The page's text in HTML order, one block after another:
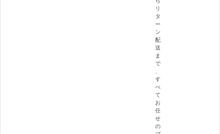
リ
タ
ー
ン
配
送
ま
で
す
べ
て
お
任
せ
の